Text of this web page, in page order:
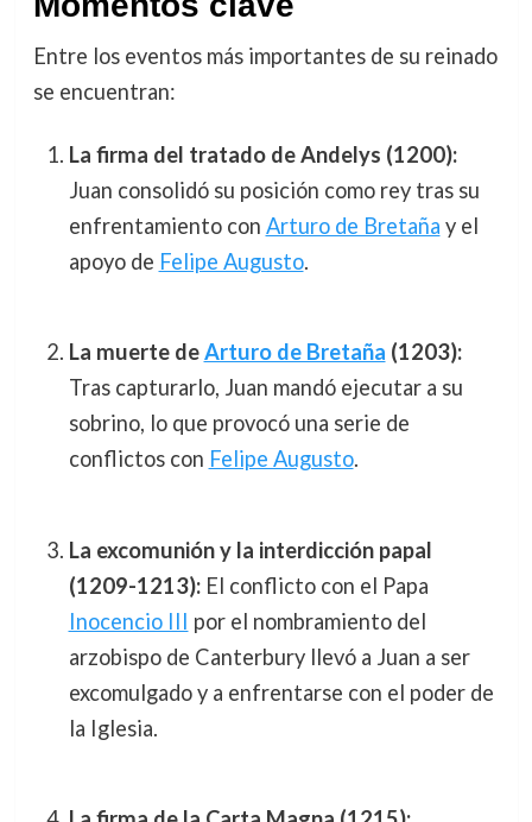
Entre los eventos más importantes de su reinado
se encuentran:
La firma del tratado de Andelys (1200):
Juan consolidó su posición como rey tras su
enfrentamiento con Arturo de Bretaña y el
apoyo de Felipe Augusto.
La muerte deArturo de Bretaña (1203):
Tras capturarlo, Juan mandó ejecutar a su
sobrino, lo que provocó una serie de
conflictos con Felipe Augusto.
La excomunión y la interdicción papal
(1209-1213):El conflicto con el Papa
Inocencio III por el nombramiento del
arzobispo de Canterbury llevó a Juan a ser
excomulgado y a enfrentarse con el poder de
la Iglesia.